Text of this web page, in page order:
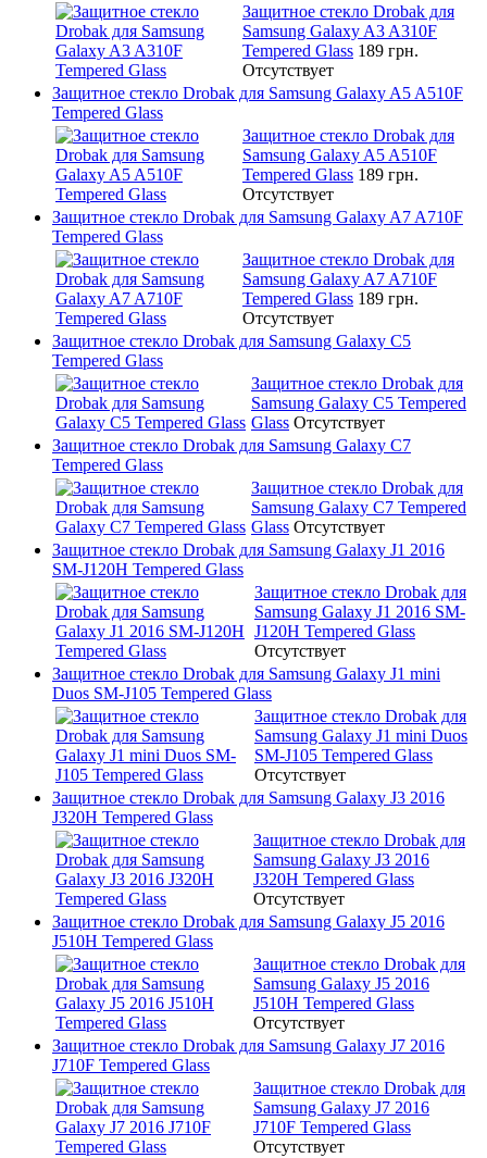
Защитное стекло Drobak для
Samsung Galaxy A3 A310F
Tempered Glass 189 грн.
Отсутствует
Защитное стекло Drobak для Samsung Galaxy A5 A510F
Tempered Glass
Защитное стекло Drobak для
Samsung Galaxy A5 A510F
Tempered Glass 189 грн.
Отсутствует
Защитное стекло Drobak для Samsung Galaxy A7 A710F
Tempered Glass
Защитное стекло Drobak для
Samsung Galaxy A7 A710F
Tempered Glass 189 грн.
Отсутствует
Защитное стекло Drobak для Samsung Galaxy C5
Tempered Glass
Защитное стекло Drobak для
Samsung Galaxy C5 Tempered
Glass Отсутствует
Защитное стекло Drobak для Samsung Galaxy C7
Tempered Glass
Защитное стекло Drobak для
Samsung Galaxy C7 Tempered
Glass Отсутствует
Защитное стекло Drobak для Samsung Galaxy J1 2016
SM-J120H Tempered Glass
Защитное стекло Drobak для
Samsung Galaxy J1 2016 SM-
J120H Tempered Glass
Отсутствует
Защитное стекло Drobak для Samsung Galaxy J1 mini
Duos SM-J105 Tempered Glass
Защитное стекло Drobak для
Samsung Galaxy J1 mini Duos
SM-J105 Tempered Glass
Отсутствует
Защитное стекло Drobak для Samsung Galaxy J3 2016
J320H Tempered Glass
Защитное стекло Drobak для
Samsung Galaxy J3 2016
J320H Tempered Glass
Отсутствует
Защитное стекло Drobak для Samsung Galaxy J5 2016
J510H Tempered Glass
Защитное стекло Drobak для
Samsung Galaxy J5 2016
J510H Tempered Glass
Отсутствует
Защитное стекло Drobak для Samsung Galaxy J7 2016
J710F Tempered Glass
Защитное стекло Drobak для
Samsung Galaxy J7 2016
J710F Tempered Glass
Отсутствует